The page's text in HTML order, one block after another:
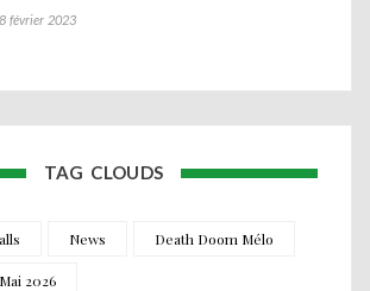
février 2023
TAG CLOUDS
News Death Doom Mélo
Mai 2026